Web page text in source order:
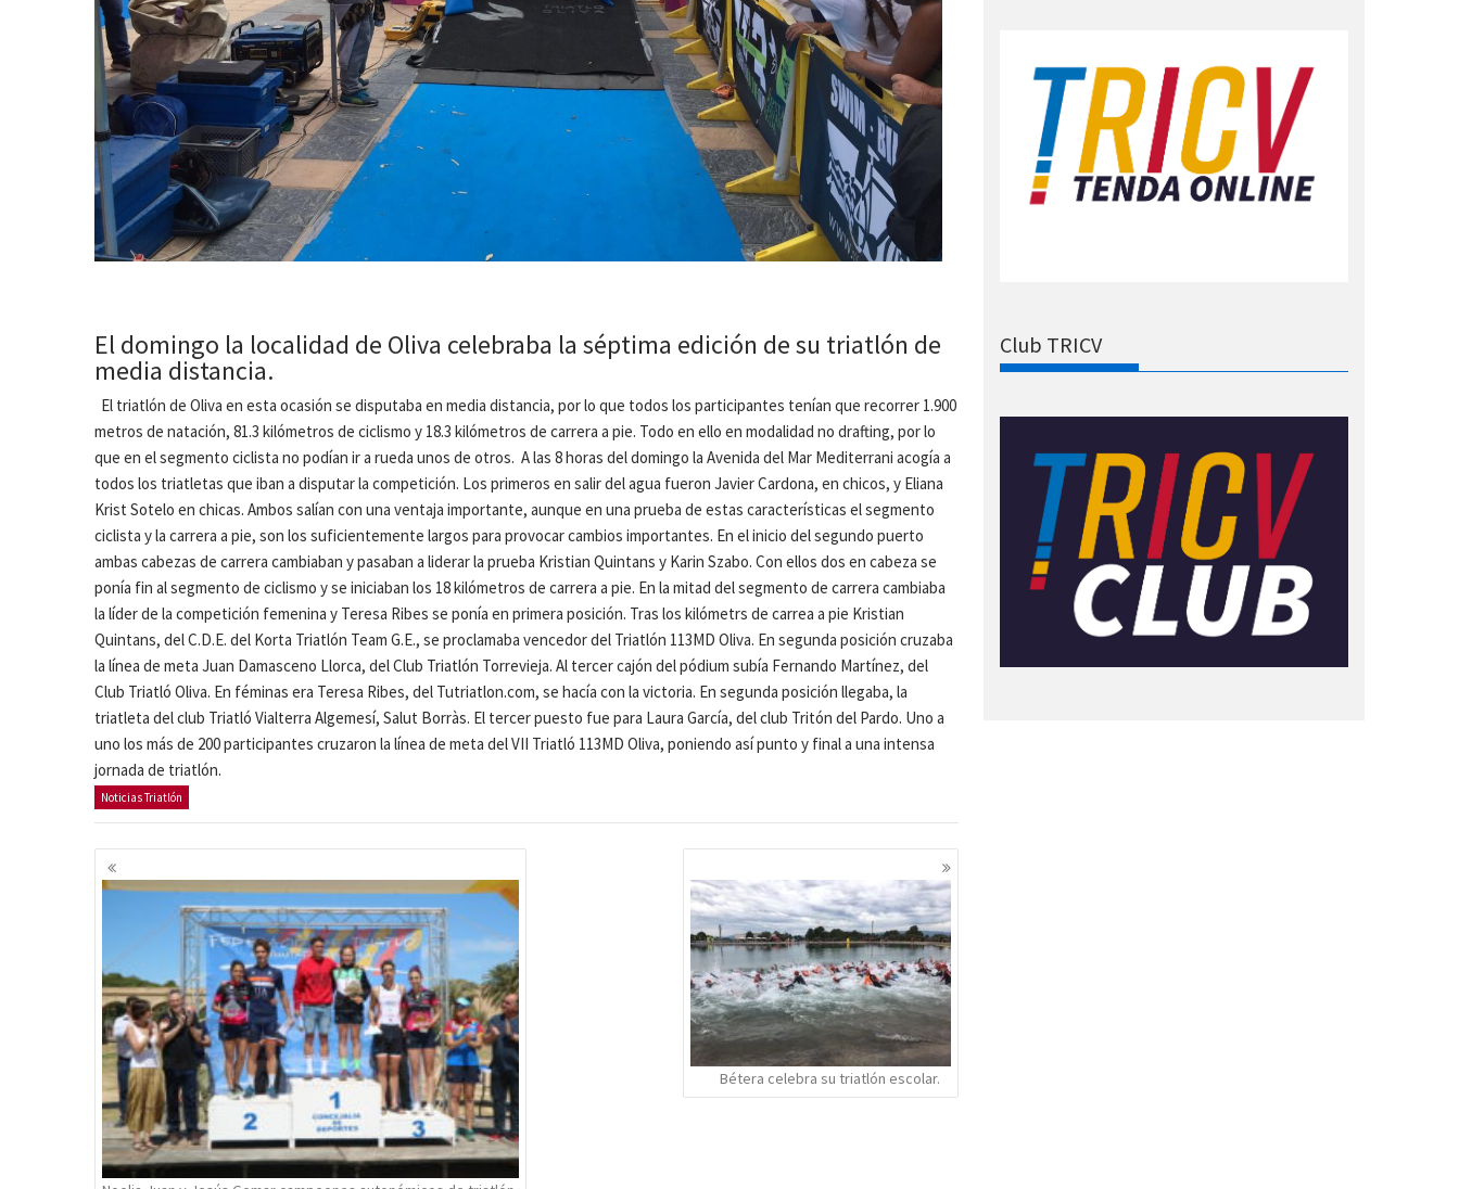
El domingo la localidad de Oliva celebraba la séptima edición de su triatlón de
media distancia.
El triatlón de Oliva en esta ocasión se disputaba en media distancia, por lo que todos los participantes tenían que recorrer 1.900
metros de natación, 81.3 kilómetros de ciclismo y 18.3 kilómetros de carrera a pie. Todo en ello en modalidad no drafting, por lo
que en el segmento ciclista no podían ir a rueda unos de otros. A las 8 horas del domingo la Avenida del Mar Mediterrani acogía a
todos los triatletas que iban a disputar la competición. Los primeros en salir del agua fueron Javier Cardona, en chicos, y Eliana
Krist Sotelo en chicas. Ambos salían con una ventaja importante, aunque en una prueba de estas características el segmento
ciclista y la carrera a pie, son los suficientemente largos para provocar cambios importantes. En el inicio del segundo puerto
ambas cabezas de carrera cambiaban y pasaban a liderar la prueba Kristian Quintans y Karin Szabo. Con ellos dos en cabeza se
ponía fin al segmento de ciclismo y se iniciaban los 18 kilómetros de carrera a pie. En la mitad del segmento de carrera cambiaba
la líder de la competición femenina y Teresa Ribes se ponía en primera posición. Tras los kilómetrs de carrea a pie Kristian
Quintans, del C.D.E. del Korta Triatlón Team G.E., se proclamaba vencedor del Triatlón 113MD Oliva. En segunda posición cruzaba
la línea de meta Juan Damasceno Llorca, del Club Triatlón Torrevieja. Al tercer cajón del pódium subía Fernando Martínez, del
Club Triatló Oliva. En féminas era Teresa Ribes, del Tutriatlon.com, se hacía con la victoria. En segunda posición llegaba, la
triatleta del club Triatló Vialterra Algemesí, Salut Borràs. El tercer puesto fue para Laura García, del club Tritón del Pardo. Uno a
uno los más de 200 participantes cruzaron la línea de meta del VII Triatló 113MD Oliva, poniendo así punto y final a una intensa
jornada de triatlón.
Noticias Triatlón
Navegación
de
entradas
Bétera celebra su triatlón escolar.
Club TRICV